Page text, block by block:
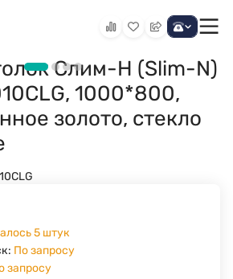
Слим-Н (Slim-N)
1000*800,
золото, стекло
5 штук
По запросу
запросу